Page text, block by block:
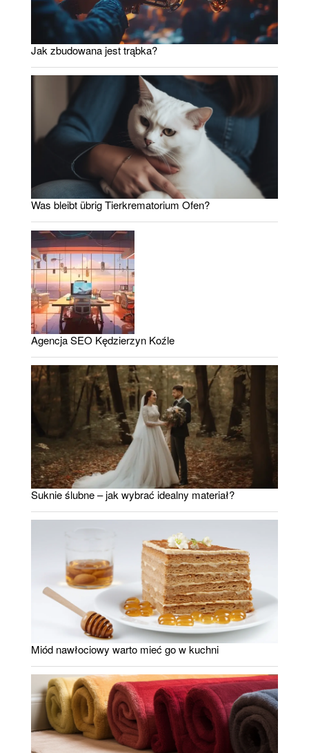
Jak zbudowana jest trąbka?
Was bleibt übrig Tierkrematorium Ofen?
Agencja SEO Kędzierzyn Koźle
Suknie ślubne – jak wybrać idealny materiał?
Miód nawłociowy warto mieć go w kuchni